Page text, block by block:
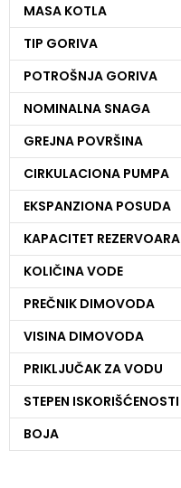
MASA KOTLA
TIP GORIVA
POTROŠNJA GORIVA
NOMINALNA SNAGA
GREJNA POVRŠINA
CIRKULACIONA PUMPA
EKSPANZIONA POSUDA
KAPACITET REZERVOARA
KOLIČINA VODE
PREČNIK DIMOVODA
VISINA DIMOVODA
PRIKLJUČAK ZA VODU
STEPEN ISKORIŠĆENOSTI
BOJA